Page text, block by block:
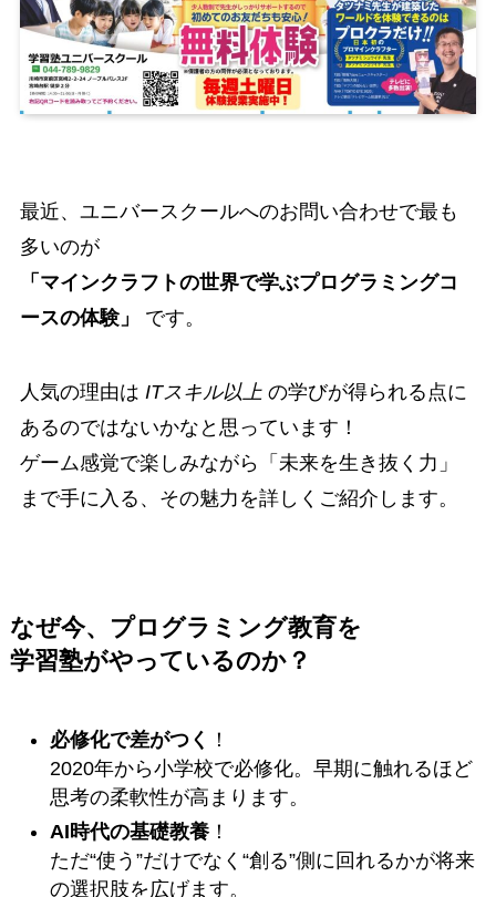
最近、ユニバースクールへのお問い合わせで最も
多いのが
「マインクラフトの世界で学ぶプログラミングコ
ースの体験」
です。
人気の理由は ITスキル以上の学びが得られる点に
あるのではないかなと思っています！
ゲーム感覚で楽しみながら「未来を生き抜く力」
まで手に入る、その魅力を詳しくご紹介します。
なぜ今、プログラミング教育を
学習塾がやっているのか？
必修化で差がつく ！
2020年から小学校で必修化。早期に触れるほど
思考の柔軟性が高まります。
AI時代の基礎教養！
ただ“使う”だけでなく“創る”側に回れるかが将来
の選択肢を広げます。